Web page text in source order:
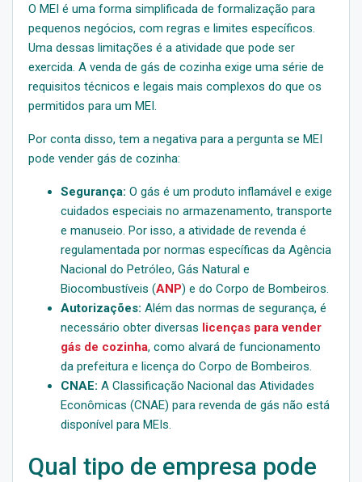
O MEI é uma forma simplificada de formalização para
pequenos negócios, com regras e limites específicos.
Uma dessas limitações é a atividade que pode ser
exercida. A venda de gás de cozinha exige uma série de
requisitos técnicos e legais mais complexos do que os
permitidos para um MEI.
Por conta disso, tem a negativa para a pergunta se MEI
pode vender gás de cozinha:
Segurança: O gás é um produto inflamável e exige
cuidados especiais no armazenamento, transporte
e manuseio. Por isso, a atividade de revenda é
regulamentada por normas específicas da Agência
Nacional do Petróleo, Gás Natural e
Biocombustíveis (ANP) e do Corpo de Bombeiros.
Autorizações: Além das normas de segurança, é
necessário obter diversas licenças para vender
gás de cozinha, como alvará de funcionamento
da prefeitura e licença do Corpo de Bombeiros.
CNAE: A Classificação Nacional das Atividades
Econômicas (CNAE) para revenda de gás não está
disponível para MEIs.
Qual tipo de empresa pode